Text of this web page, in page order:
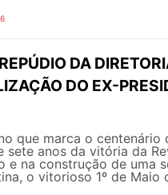
DA
DO EX-
que marca o
sete anos da vitória da
e na construção de uma
o vitorioso 1º de Maio